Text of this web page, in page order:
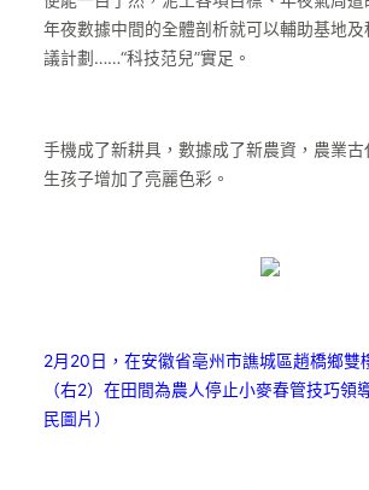
年夜數據中間的全體剖析就可以輔助基地
議計劃……“科技范兒”實足。
手機成了新耕具，數據成了新農資，農業古
生孩子增加了亮麗色彩。
2月20日，在安徽省亳州市譙城區趙橋鄉雙
（右2）在田間為農人停止小麥春管技巧領
民圖片）